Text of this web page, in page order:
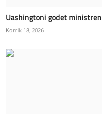
Uashingtoni godet
Korrik 18, 2026